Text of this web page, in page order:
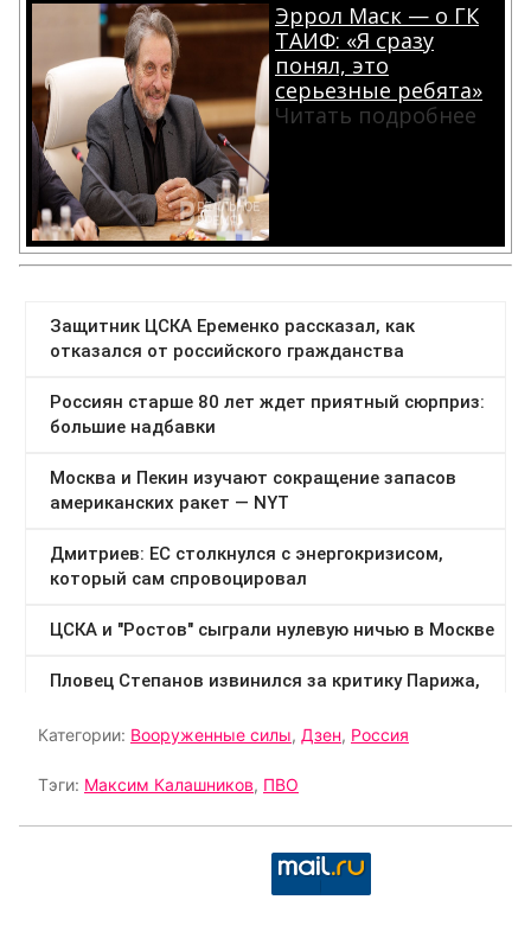
Эррол Маск — о ГК
ТАИФ: «Я сразу
понял, это
серьезные ребята»
Читать подробнее
Категории: Вооруженные силы, Дзен, Россия
Тэги: Максим Калашников, ПВО